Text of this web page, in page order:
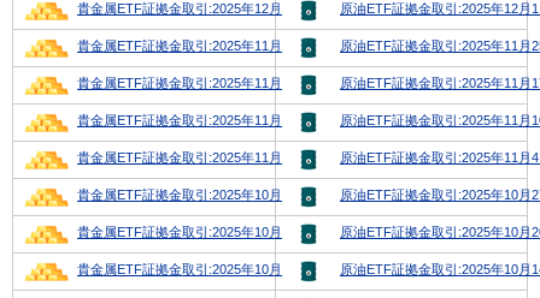
貴金属ETF証拠金取引:2025年12月1日号 原油ETF証拠金取引:2025年12月
貴金属ETF証拠金取引:2025年11月24日号 原油ETF証拠金取引:2025年11月
貴金属ETF証拠金取引:2025年11月17日号 原油ETF証拠金取引:2025年11月
貴金属ETF証拠金取引:2025年11月10日号 原油ETF証拠金取引:2025年11月
貴金属ETF証拠金取引:2025年11月3日号 原油ETF証拠金取引:2025年11月
貴金属ETF証拠金取引:2025年10月27日号 原油ETF証拠金取引:2025年10月
貴金属ETF証拠金取引:2025年10月20日号 原油ETF証拠金取引:2025年10月
貴金属ETF証拠金取引:2025年10月13日号 原油ETF証拠金取引:2025年10月